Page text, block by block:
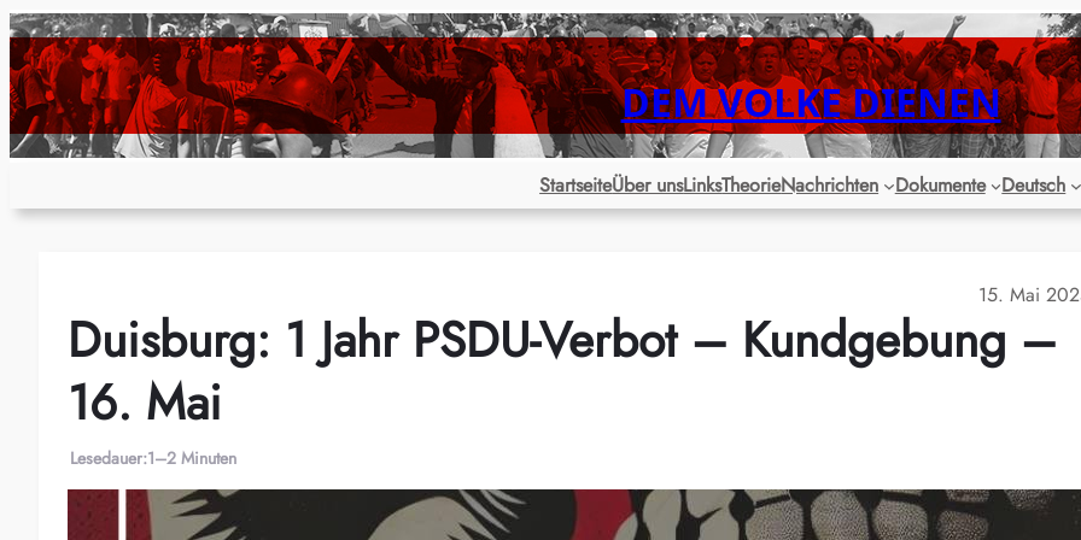
Zum
Inhalt
springen
DEM VOLKE DIENEN
StartseiteÜber unsLinksTheorieNachrichten Dokumente Deutsch
15. Mai
Duisburg: 1 Jahr PSDU-Verbot – Kundgebung –
16. Mai
Lesedauer:1–2 Minuten